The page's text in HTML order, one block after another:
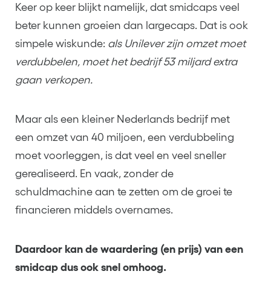
Keer op keer blijkt namelijk, dat smidcaps veel
beter kunnen groeien dan largecaps. Dat is ook
simpele wiskunde: als Unilever zijn omzet moet
verdubbelen, moet het bedrijf 53 miljard extra
gaan verkopen.
Maar als een kleiner Nederlands bedrijf met
een omzet van 40 miljoen, een verdubbeling
moet voorleggen, is dat veel en veel sneller
gerealiseerd. En vaak, zonder de
schuldmachine aan te zetten om de groei te
financieren middels overnames.
Daardoor kan de waardering (en prijs) van een
smidcap dus ook snel omhoog.